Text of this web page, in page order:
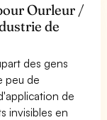
Ourleur /
de
des gens
peu de
de
invisibles en